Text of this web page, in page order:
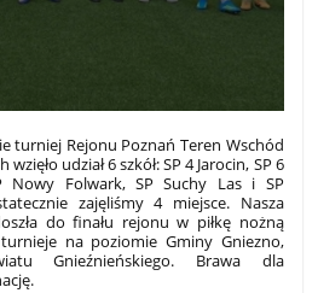
turniej Rejonu Poznań Teren Wschód
udział 6 szkół: SP 4 Jarocin, SP 6
Nowy Folwark, SP Suchy Las i SP
zajęliśmy 4 miejsce. Nasza
do finału rejonu w piłkę nożną
na poziomie Gminy Gniezno,
Gnieźnieńskiego. Brawa dla